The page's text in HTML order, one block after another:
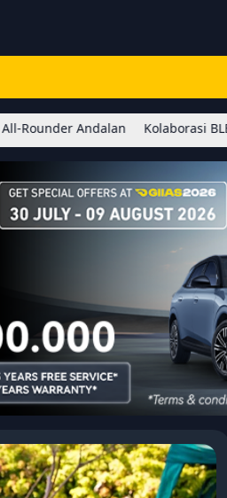
Kolaborasi BLEACH x Honor